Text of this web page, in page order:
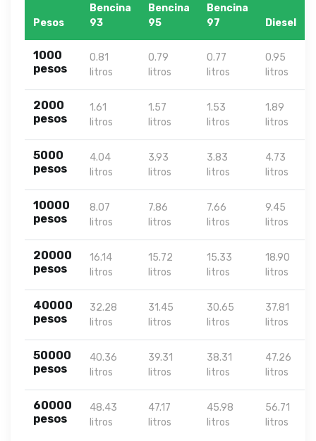
Pesos
Bencina
93
Bencina
95
Bencina
97
Diesel
1000
pesos
0.81
litros
0.79
litros
0.77
litros
0.95
litros
2000
pesos
1.61
litros
1.57
litros
1.53
litros
1.89
litros
5000
pesos
4.04
litros
3.93
litros
3.83
litros
4.73
litros
10000
pesos
8.07
litros
7.86
litros
7.66
litros
9.45
litros
20000
pesos
16.14
litros
15.72
litros
15.33
litros
18.90
litros
40000
pesos
32.28
litros
31.45
litros
30.65
litros
37.81
litros
50000
pesos
40.36
litros
39.31
litros
38.31
litros
47.26
litros
60000
pesos
48.43
litros
47.17
litros
45.98
litros
56.71
litros